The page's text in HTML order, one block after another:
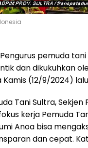
pemuda
dan dikukuhkan
Kamis (12/9/2024)
Tani Sultra, Sekjen
kerja Pemuda
Anoa bisa
dan cepat.